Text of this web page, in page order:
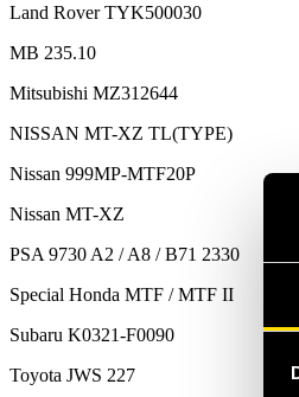
Land Rover TYK500030
MB 235.10
Mitsubishi MZ312644
NISSAN MT-XZ TL(TYPE)
Nissan 999MP-MTF20P
Nissan MT-XZ
PSA 9730 A2 / A8 / B71 2330
Special Honda MTF / MTF II
Subaru K0321-F0090
Toyota JWS 227